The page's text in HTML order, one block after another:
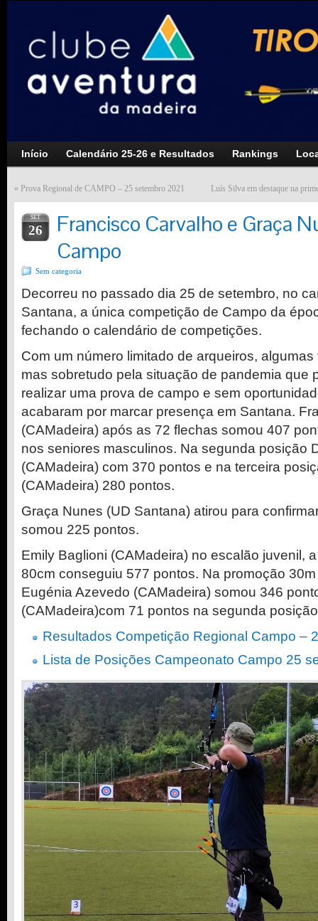
Início Calendário 25-26 e Resultados Rankings
« Prova Regional de CAMPO – 25 setembro 2021 Luís Silva em destaque na
SET
26
Francisco Carvalho e Graça
Campo
Sem categoria
Decorreu no passado dia 25 de setembro, no
Santana, a única competição de Campo da
fechando o calendário de competições.
Com um número limitado de arqueiros,
mas sobretudo pela situação de pandemia que
realizar uma prova de campo e sem
acabaram por marcar presença em Santana.
(CAMadeira) após as 72 flechas somou 407
nos seniores masculinos. Na segunda posição
(CAMadeira) com 370 pontos e na terceira
(CAMadeira) 280 pontos.
Graça Nunes (UD Santana) atirou para
somou 225 pontos.
Emily Baglioni (CAMadeira) no escalão juvenil,
80cm conseguiu 577 pontos. Na promoção
Eugénia Azevedo (CAMadeira) somou 346
(CAMadeira)com 71 pontos na segunda
Resultados Competição Regional Campo –
Lista de Posições Campeonato Campo 25